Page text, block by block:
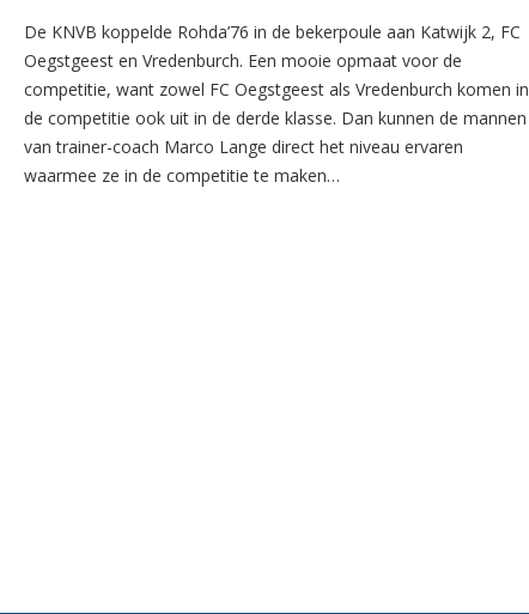
De KNVB koppelde Rohda’76 in de bekerpoule aan Katwijk 2, FC
Oegstgeest en Vredenburch. Een mooie opmaat voor de
competitie, want zowel FC Oegstgeest als Vredenburch komen in
de competitie ook uit in de derde klasse. Dan kunnen de mannen
van trainer-coach Marco Lange direct het niveau ervaren
waarmee ze in de competitie te maken…